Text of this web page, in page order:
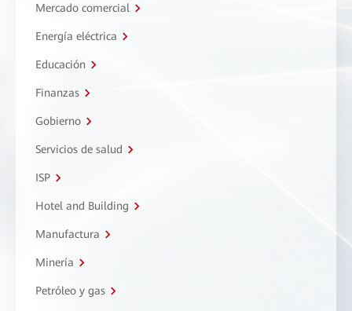
Mercado comercial
Energía eléctrica
Educación
Finanzas
Gobierno
Servicios de salud
ISP
Hotel and Building
Manufactura
Minería
Petróleo y gas